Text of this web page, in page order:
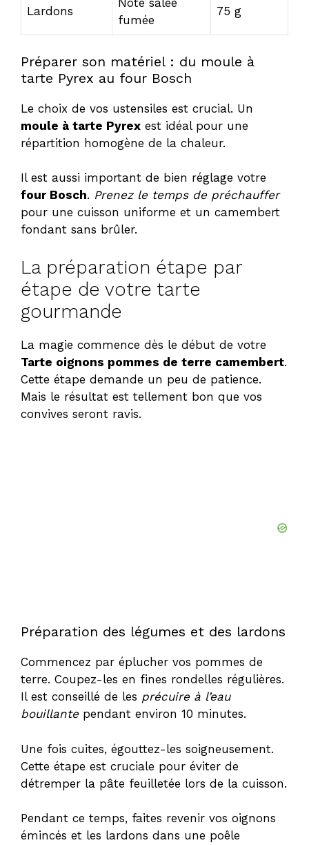
Lardons
Note salée
fumée
75 g
Préparer son matériel : du moule à
tarte Pyrex au four Bosch
Le choix de vos ustensiles est crucial. Un
moule à tarte Pyrex est idéal pour une
répartition homogène de la chaleur.
Il est aussi important de bien réglage votre
four Bosch. Prenez le temps de préchauffer
pour une cuisson uniforme et un camembert
fondant sans brûler.
La préparation étape par
étape de votre tarte
gourmande
La magie commence dès le début de votre
Tarte oignons pommes de terre camembert.
Cette étape demande un peu de patience.
Mais le résultat est tellement bon que vos
convives seront ravis.
Préparation des légumes et des lardons
Commencez par éplucher vos pommes de
terre. Coupez-les en fines rondelles régulières.
Il est conseillé de les précuire à l’eau
bouillantependant environ 10 minutes.
Une fois cuites, égouttez-les soigneusement.
Cette étape est cruciale pour éviter de
détremper la pâte feuilletée lors de la cuisson.
Pendant ce temps, faites revenir vos oignons
émincés et les lardons dans une poêle